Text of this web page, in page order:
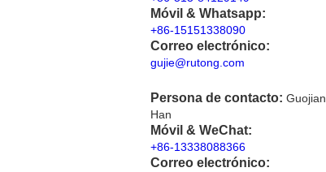
Móvil & Whatsapp:
+86-15151338090
Correo electrónico:
gujie@rutong.com
Persona de contacto: Guojian
Han
Móvil & WeChat:
+86-13338088366
Correo electrónico: